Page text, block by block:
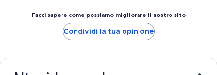
Facci sapere come possiamo migliorare il nostro sito
Condividi la tua opinione